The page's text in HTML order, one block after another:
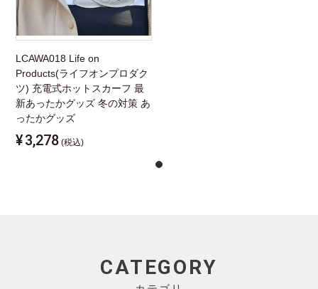
LCAWA018 Life on
Products(ライフオンプロダク
ツ) 充電式ホットスカーフ 最
新あったかグッズ 冬の対策 あ
ったかグッズ
¥3,278 (税込)
CATEGORY